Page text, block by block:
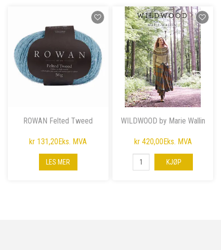
ROWAN Felted Tweed
kr 131,20Eks. MVA
LES MER
WILDWOOD by Marie Wallin
kr 420,00Eks. MVA
KJØP